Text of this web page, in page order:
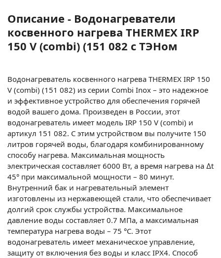
Описание - Водонагреватели
косвенного нагрева THERMEX IRP
150 V (combi) (151 082 с ТЭНом
Водонагреватель косвенного нагрева THERMEX IRP 150
V (combi) (151 082) из серии Combi Inox – это надежное
и эффективное устройство для обеспечения горячей
водой вашего дома. Произведен в России, этот
водонагреватель имеет модель IRP 150 V (combi) и
артикул 151 082. С этим устройством вы получите 150
литров горячей воды, благодаря комбинированному
способу нагрева. Максимальная мощность
электрическая составляет 6000 Вт, а время нагрева на ∆t
45° при максимальной мощности – 80 минут.
Внутренний бак и нагревательный элемент
изготовлены из нержавеющей стали, что обеспечивает
долгий срок службы устройства. Максимальное
давление воды составляет 0.7 МПа, а максимальная
температура нагрева воды – 75 °C. Этот
водонагреватель имеет механическое управление,
защиту от включения без воды и класс IPX4. Способ